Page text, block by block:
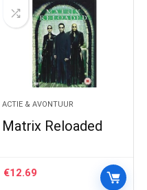
ACTIE & AVONTUUR
Matrix Reloaded
€12.69